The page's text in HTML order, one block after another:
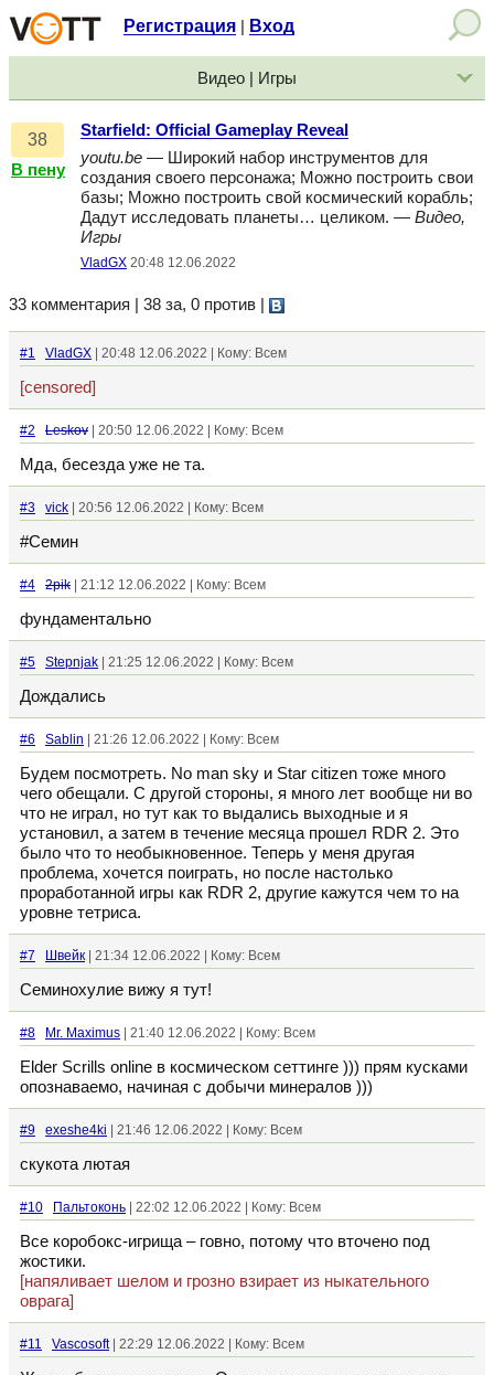
Регистрация Вход
Видео | Игры
38
В пену
Starfield: Official Gameplay Reveal
youtu.be — Широкий набор инструментов для
создания своего персонажа; Можно построить свои
базы; Можно построить свой космический корабль;
Дадут исследовать планеты… целиком. — Видео,
Игры
VladGX 20:48 12.06.2022
33 комментария | 38 за, 0 против
#1 VladGX | 20:48 12.06.2022 | Кому: Всем
[censored]
#2 Leskov | 20:50 12.06.2022 | Кому: Всем
Мда, бесезда уже не та.
#3 vick | 20:56 12.06.2022 | Кому: Всем
#Семин
#4 2pik | 21:12 12.06.2022 | Кому: Всем
фундаментально
#5 Stepnjak | 21:25 12.06.2022 | Кому: Всем
Дождались
#6 Sablin | 21:26 12.06.2022 | Кому: Всем
Будем посмотреть. No man sky и Star citizen тоже много
чего обещали. С другой стороны, я много лет вообще ни во
что не играл, но тут как то выдались выходные и я
установил, а затем в течение месяца прошел RDR 2. Это
было что то необыкновенное. Теперь у меня другая
проблема, хочется поиграть, но после настолько
проработанной игры как RDR 2, другие кажутся чем то на
уровне тетриса.
#7 Швейк | 21:34 12.06.2022 | Кому: Всем
Семинохулие вижу я тут!
#8 Mr. Maximus | 21:40 12.06.2022 | Кому: Всем
Elder Scrills online в космическом сеттинге ))) прям кусками
опознаваемо, начиная с добычи минералов )))
#9 exeshe4ki | 21:46 12.06.2022 | Кому: Всем
скукота лютая
#10 Пальтоконь | 22:02 12.06.2022 | Кому: Всем
Все коробокс-игрища – говно, потому что вточено под
жостики.
[напяливает шелом и грозно взирает из ныкательного
оврага]
#11 Vascosoft| 22:29 12.06.2022 | Кому: Всем